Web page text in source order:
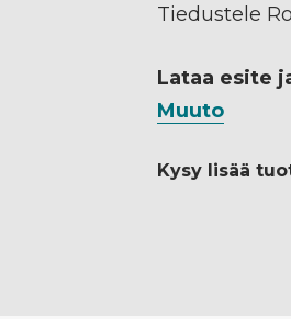
Tiedustele
Lataa esite
Muuto
Kysy lisää